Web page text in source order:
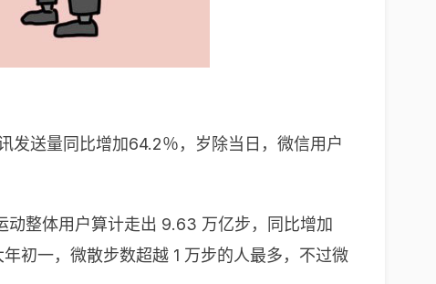
发送量同比增加64.2％，岁除当日，微信用户
整体用户算计走出 9.63 万亿步，同比增加
初一，微散步数超越 1 万步的人最多，不过微